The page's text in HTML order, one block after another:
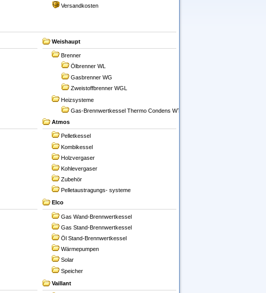
Versandkosten
Weishaupt
Brenner
Ölbrenner WL
Gasbrenner WG
Zweistoffbrenner WGL
Heizsysteme
Gas-Brennwertkessel Thermo Condens WTC-GW/GB
Atmos
Pelletkessel
Kombikessel
Holzvergaser
Kohlevergaser
Zubehör
Pelletaustragungs- systeme
Elco
Gas Wand-Brennwertkessel
Gas Stand-Brennwertkessel
Öl Stand-Brennwertkessel
Wärmepumpen
Solar
Speicher
Vaillant